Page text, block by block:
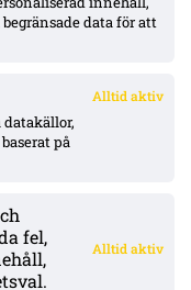
data för att
Alltid aktiv
på
fel,
Alltid aktiv
spelklar för resten av